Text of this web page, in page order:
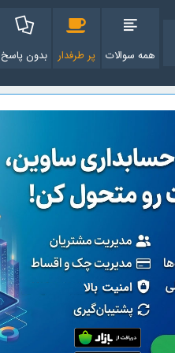
همه سوالات پر طرفدار بدون پاسخ